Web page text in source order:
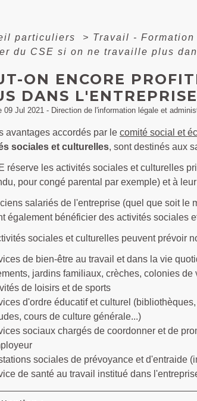
particuliers > Travail - Formation
du CSE si on ne travaille plus
ON ENCORE
DANS
09 Jul 2021 - Direction de l'information légale et
avantages accordés par le comité social et
sociales et culturelles, sont destinés aux
réserve les activités sociales et culturelles
pour congé parental par exemple) et à
salariés de l'entreprise (quel que soit le
également bénéficier des activités sociales
sociales et culturelles peuvent prévoir
de bien-être au travail et dans la vie
jardins familiaux, crèches, colonies de
de loisirs et de sports
d'ordre éducatif et culturel
cours de culture générale...)
sociaux chargés de coordonner et de
sociales de prévoyance et d'entraide
de santé au travail institué dans